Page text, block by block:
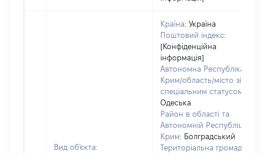
Вид об'єкта:
Країна: Україна
Поштовий індекс:
[Конфіденційна
інформація]
Автономна Республіка
Крим/область/місто зі
спеціальним статусом:
Одеська
Район в області та
Автономній Республіці
Крим: Болградський
Територіальна громада: